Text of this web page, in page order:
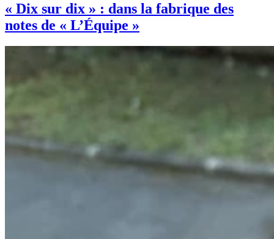
« Dix sur dix » : dans la fabrique des
notes de « L’Équipe »